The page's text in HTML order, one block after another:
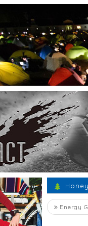
Energy